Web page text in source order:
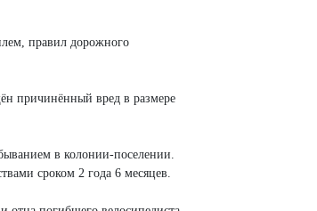
правил дорожного
причинённый вред в размере
в колонии-поселении.
сроком 2 года 6 месяцев.